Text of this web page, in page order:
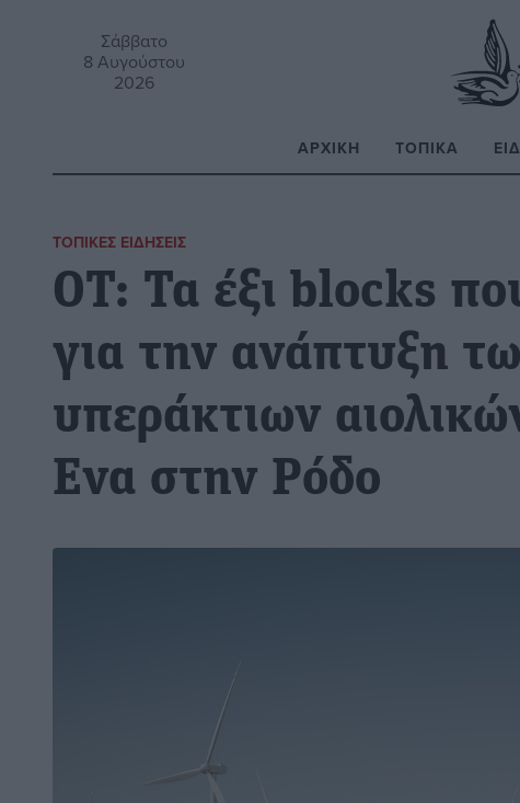
Σάββατο
8 Αυγούστου
2026
ΑΡΧΙΚΉ ΤΟΠΙΚΆ
ΤΟΠΙΚΈΣ ΕΙΔΉΣΕΙΣ
ΟΤ: Τα έξι blocks
για την ανάπτυξη
υπεράκτιων
Ενα στην Ρόδο